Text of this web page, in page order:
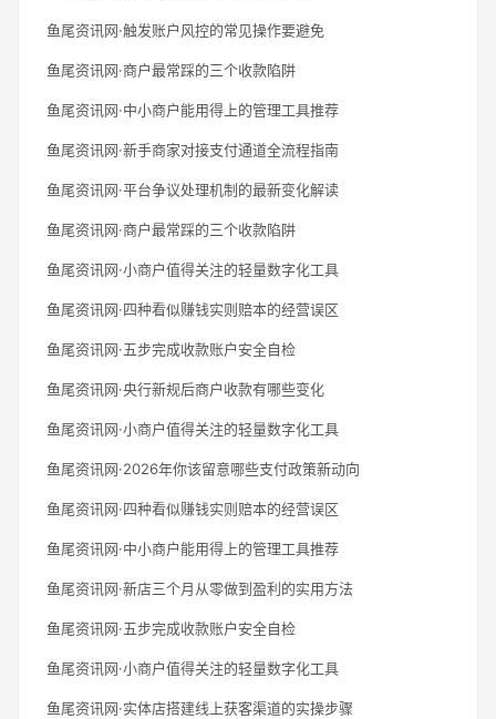
鱼尾资讯网·触发账户风控的常见操作要避免
鱼尾资讯网·商户最常踩的三个收款陷阱
鱼尾资讯网·中小商户能用得上的管理工具推荐
鱼尾资讯网·新手商家对接支付通道全流程指南
鱼尾资讯网·平台争议处理机制的最新变化解读
鱼尾资讯网·商户最常踩的三个收款陷阱
鱼尾资讯网·小商户值得关注的轻量数字化工具
鱼尾资讯网·四种看似赚钱实则赔本的经营误区
鱼尾资讯网·五步完成收款账户安全自检
鱼尾资讯网·央行新规后商户收款有哪些变化
鱼尾资讯网·小商户值得关注的轻量数字化工具
鱼尾资讯网·2026年你该留意哪些支付政策新动向
鱼尾资讯网·四种看似赚钱实则赔本的经营误区
鱼尾资讯网·中小商户能用得上的管理工具推荐
鱼尾资讯网·新店三个月从零做到盈利的实用方法
鱼尾资讯网·五步完成收款账户安全自检
鱼尾资讯网·小商户值得关注的轻量数字化工具
鱼尾资讯网·实体店搭建线上获客渠道的实操步骤